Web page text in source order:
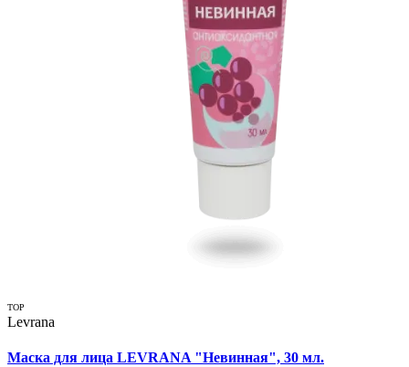
TOP
Levrana
Маска для лица LEVRANA "Невинная", 30 мл.